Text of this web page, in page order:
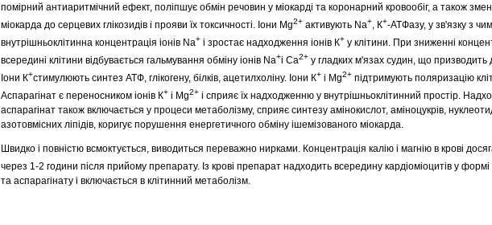
помірний антиаритмічний ефект, поліпшує обмін речовин у міокарді та коронарний кровообіг, а також
міокарда до серцевих глікозидів і прояви їх токсичності. Іони Mg2+ активують Na+, К+-АТФазу, у зв'язку з
внутрішньоклітинна концентрація іонів Na+ і зростає надходження іонів К+ у клітини. При зниженні
всередині клітини відбувається гальмування обміну іонів Na+i Са2+ у гладких м'язах судин, що призводить
Іони К+стимулюють синтез АТФ, глікогену, білків, ацетилхоліну. Іони К+ і Mg2+ підтримують поляризацію
Аспарагінат є переносником іонів К+ і Mg2+ і сприяє їх надходженню у внутрішньоклітинний простір.
аспарагінат також включається у процеси метаболізму, сприяє синтезу амінокислот, аміноцукрів,
азотовмісних ліпідів, коригує порушення енергетичного обміну ішемізованого міокарда.
Швидко і повністю всмоктується, виводиться переважно нирками. Концентрація калію і магнію в крові
через 1-2 години після прийому препарату. Із крові препарат надходить всередину кардіоміоцитів у формі
та аспарагінату і включається в клітинний метаболізм.